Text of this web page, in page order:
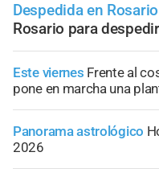
Despedida en Rosario
Rosario para
Este viernes Frente al
pone en marcha una
Panorama astrológico
2026